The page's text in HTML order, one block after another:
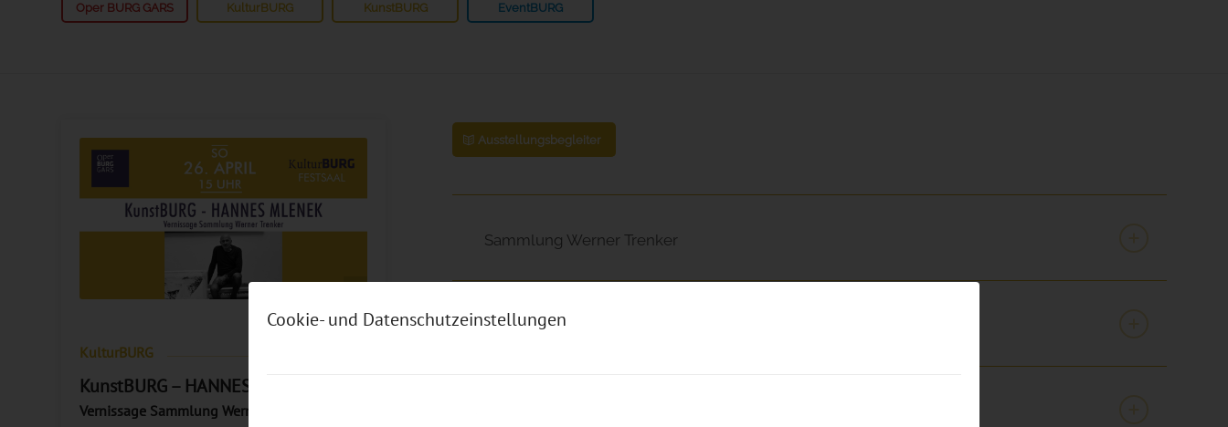
Cookie- und Datenschutzeinstellungen
Oper BURG GARS KulturBURG KunstBURG EventBURG
© Kurt Patzak (Mlenek)
KulturBURG
KunstBURG – HANNES MLENEK
Vernissage Sammlung Werner Trenker
Ausstellungsbegleiter
Sammlung Werner Trenker
Künstler Hannes Mlenek